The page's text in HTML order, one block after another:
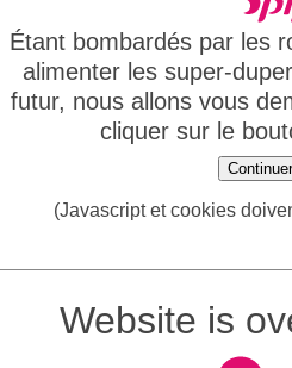
Étant bombardés par les
alimenter les super-
futur, nous allons vous
cliquer sur le
(Javascript et cookies
Website is